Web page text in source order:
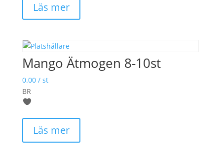
Läs mer
Mango Ätmogen 8-10st
0.00/ st
BR
Läs mer